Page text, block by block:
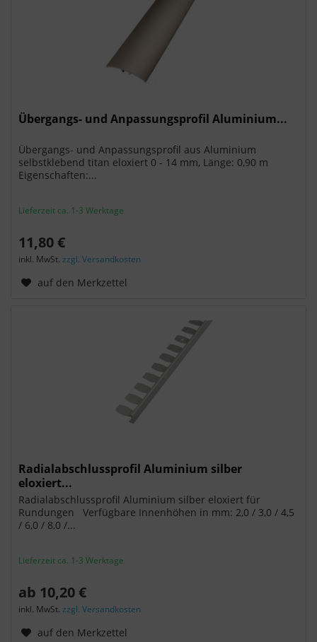
Übergangs- und Anpassungsprofil Aluminium...
Übergangs- und Anpassungsprofil aus Aluminium
selbstklebend titan eloxiert 0 - 14 mm, Länge: 0,90 m
Eigenschaften:...
Lieferzeit ca. 1-3 Werktage
11,80 €
inkl. MwSt.zzgl. Versandkosten
auf den Merkzettel
Radialabschlussprofil Aluminium silber
eloxiert...
Radialabschlussprofil Aluminium silber eloxiert für
Rundungen Verfügbare Innenhöhen in mm: 2,0 / 3,0 / 4,5
/ 6,0 / 8,0 /...
Lieferzeit ca. 1-3 Werktage
ab 10,20 €
inkl. MwSt.zzgl. Versandkosten
auf den Merkzettel